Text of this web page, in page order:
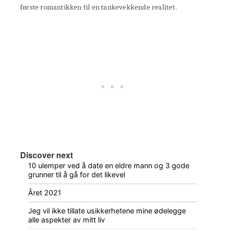
første romantikken til en tankevekkende realitet.
Discover next
10 ulemper ved å date en eldre mann og 3 gode
grunner til å gå for det likevel
Året 2021
Jeg vil ikke tillate usikkerhetene mine ødelegge
alle aspekter av mitt liv